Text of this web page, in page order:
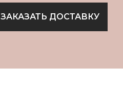
ЗАКАЗАТЬ ДОСТАВКУ